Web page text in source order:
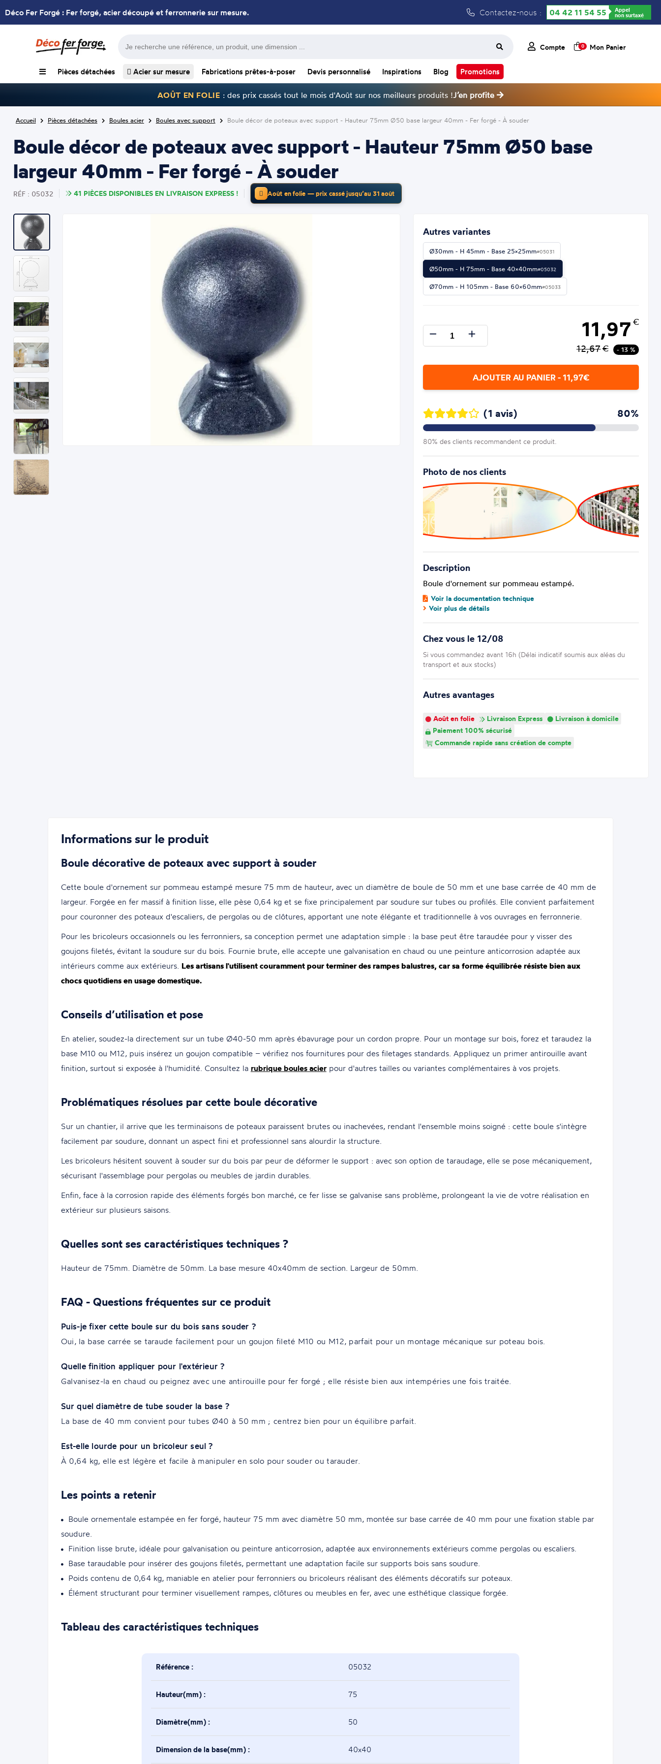
Déco Fer Forgé : Fer forgé, acier découpé et ferronnerie sur mesure. Contactez-nous : 04 42 11 54 55 Appel
non surtaxé
Compte 0 Mon Panier
Pièces détachées Acier sur mesure Fabrications prêtes-à-poser Devis personnalisé Inspirations Blog Promotions
AOÛT EN FOLIE : des prix cassés tout le mois d'Août sur nos meilleurs produits !J’en profite
Accueil Pièces détachées Boules acier Boules avec support Boule décor de poteaux avec support - Hauteur 75mm Ø50 base largeur 40mm - Fer forgé - À souder
Boule décor de poteaux avec support - Hauteur 75mm Ø50 base
largeur 40mm - Fer forgé - À souder
RÉF : 05032 41 PIÈCES DISPONIBLES EN LIVRAISON EXPRESS ! Août en folie — prix cassé jusqu’au 31 août
Autres variantes
Ø30mm - H 45mm - Base 25×25mm#05031
Ø50mm - H 75mm - Base 40×40mm#05032
Ø70mm - H 105mm - Base 60×60mm#05033
11,97 €
12,67€ - 13 %
AJOUTER AU PANIER - 11,97€
(1 avis) 80%
80% des clients recommandent ce produit.
Photo de nos clients
Description
Boule d'ornement sur pommeau estampé.
Voir la documentation technique
Voir plus de détails
Chez vous le 12/08
Si vous commandez avant 16h (Délai indicatif soumis aux aléas du
transport et aux stocks)
Autres avantages
Août en folie Livraison Express
Livraison à domicile
Paiement 100% sécurisé
Commande rapide sans création de compte
Informations sur le produit
Boule décorative de poteaux avec support à souder
Cette boule d'ornement sur pommeau estampé mesure 75 mm de hauteur, avec un diamètre de boule de 50 mm et une base carrée de 40 mm de
largeur. Forgée en fer massif à finition lisse, elle pèse 0,64 kg et se fixe principalement par soudure sur tubes ou profilés. Elle convient parfaitement
pour couronner des poteaux d'escaliers, de pergolas ou de clôtures, apportant une note élégante et traditionnelle à vos ouvrages en ferronnerie.
Pour les bricoleurs occasionnels ou les ferronniers, sa conception permet une adaptation simple : la base peut être taraudée pour y visser des
goujons filetés, évitant la soudure sur du bois. Fournie brute, elle accepte une galvanisation en chaud ou une peinture anticorrosion adaptée aux
intérieurs comme aux extérieurs. Les artisans l'utilisent couramment pour terminer des rampes balustres, car sa forme équilibrée résiste bien aux
chocs quotidiens en usage domestique.
Conseils d’utilisation et pose
En atelier, soudez-la directement sur un tube Ø40-50 mm après ébavurage pour un cordon propre. Pour un montage sur bois, forez et taraudez la
base M10 ou M12, puis insérez un goujon compatible – vérifiez nos fournitures pour des filetages standards. Appliquez un primer antirouille avant
finition, surtout si exposée à l'humidité. Consultez la rubrique boules acierpour d'autres tailles ou variantes complémentaires à vos projets.
Problématiques résolues par cette boule décorative
Sur un chantier, il arrive que les terminaisons de poteaux paraissent brutes ou inachevées, rendant l'ensemble moins soigné : cette boule s'intègre
facilement par soudure, donnant un aspect fini et professionnel sans alourdir la structure.
Les bricoleurs hésitent souvent à souder sur du bois par peur de déformer le support : avec son option de taraudage, elle se pose mécaniquement,
sécurisant l'assemblage pour pergolas ou meubles de jardin durables.
Enfin, face à la corrosion rapide des éléments forgés bon marché, ce fer lisse se galvanise sans problème, prolongeant la vie de votre réalisation en
extérieur sur plusieurs saisons.
Quelles sont ses caractéristiques techniques ?
Hauteur de 75mm. Diamètre de 50mm. La base mesure 40x40mm de section. Largeur de 50mm.
FAQ - Questions fréquentes sur ce produit
Puis-je fixer cette boule sur du bois sans souder ?
Oui, la base carrée se taraude facilement pour un goujon fileté M10 ou M12, parfait pour un montage mécanique sur poteau bois.
Quelle finition appliquer pour l'extérieur ?
Galvanisez-la en chaud ou peignez avec une antirouille pour fer forgé ; elle résiste bien aux intempéries une fois traitée.
Sur quel diamètre de tube souder la base ?
La base de 40 mm convient pour tubes Ø40 à 50 mm ; centrez bien pour un équilibre parfait.
Est-elle lourde pour un bricoleur seul ?
À 0,64 kg, elle est légère et facile à manipuler en solo pour souder ou tarauder.
Les points a retenir
Boule ornementale estampée en fer forgé, hauteur 75 mm avec diamètre 50 mm, montée sur base carrée de 40 mm pour une fixation stable par
soudure.
Finition lisse brute, idéale pour galvanisation ou peinture anticorrosion, adaptée aux environnements extérieurs comme pergolas ou escaliers.
Base taraudable pour insérer des goujons filetés, permettant une adaptation facile sur supports bois sans soudure.
Poids contenu de 0,64 kg, maniable en atelier pour ferronniers ou bricoleurs réalisant des éléments décoratifs sur poteaux.
Élément structurant pour terminer visuellement rampes, clôtures ou meubles en fer, avec une esthétique classique forgée.
Tableau des caractéristiques techniques
Référence : 05032
Hauteur(mm) : 75
Diamètre(mm) : 50
Dimension de la base(mm) : 40x40